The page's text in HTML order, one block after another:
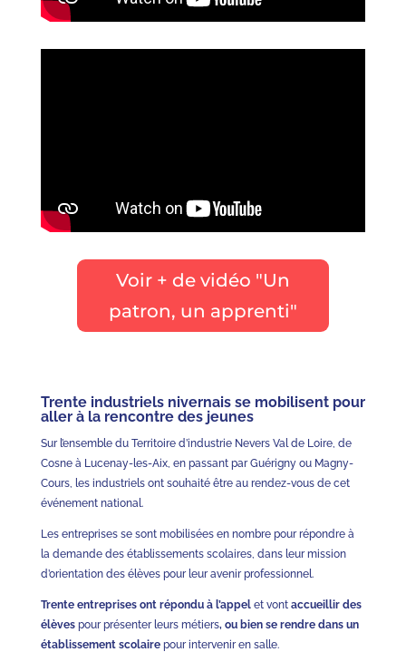
Voir + de vidéo "Un
patron, un apprenti"
Trente industriels nivernais se mobilisent pour
aller à la rencontre des jeunes
Sur l’ensemble du Territoire d’industrie Nevers Val de Loire, de
Cosne à Lucenay-les-Aix, en passant par Guérigny ou Magny-
Cours, les industriels ont souhaité être au rendez-vous de cet
événement national.
Les entreprises se sont mobilisées en nombre pour répondre à
la demande des établissements scolaires, dans leur mission
d’orientation des élèves pour leur avenir professionnel.
Trente entreprises ont répondu à l’appel et vont accueillir des
élèvespour présenter leurs métiers, ou bien se rendre dans un
établissement scolairepour intervenir en salle.